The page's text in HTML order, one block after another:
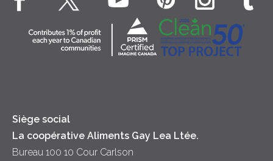
Soupes
Fromage cottage
Crème sure
Principes coopératifs
Contactez-nous
Location
Siège social
La coopérative Aliments Gay Lea Ltée.
Bureau 100 10 Cour Carlson